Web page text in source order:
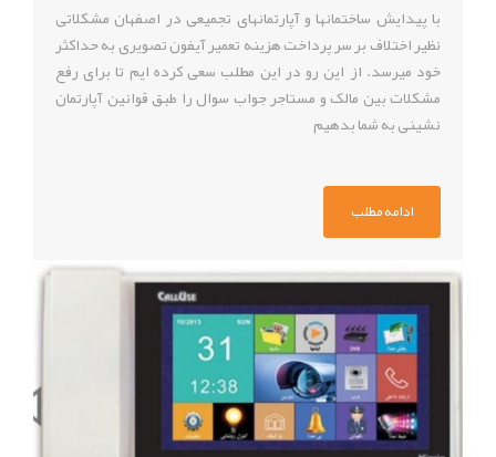
با پیدایش ساختمانها و آپارتمانهای تجمیعی در اصفهان مشکلاتی
نظیر اختلاف بر سر پرداخت هزینه تعمیر آیفون تصویری به حداکثر
خود میرسد. از این رو در این مطلب سعی کرده ایم تا برای رفع
مشکلات بین مالک و مستاجر جواب سوال را طبق قوانین آپارتمان
نشینی به شما بدهیم
ادامه مطلب